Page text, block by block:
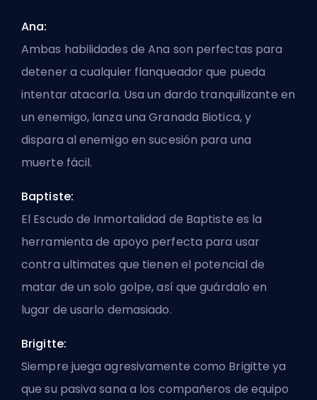
Ana:
Ambas habilidades de Ana son perfectas para
detener a cualquier flanqueador que pueda
intentar atacarla. Usa un dardo tranquilizante en
un enemigo, lanza una Granada Biotica, y
dispara al enemigo en sucesión para una
muerte fácil.
Baptiste:
El Escudo de Inmortalidad de Baptiste es la
herramienta de apoyo perfecta para usar
contra ultimates que tienen el potencial de
matar de un solo golpe, así que guárdalo en
lugar de usarlo demasiado.
Brigitte:
Siempre juega agresivamente como Brigitte ya
que su pasiva sana a los compañeros de equipo